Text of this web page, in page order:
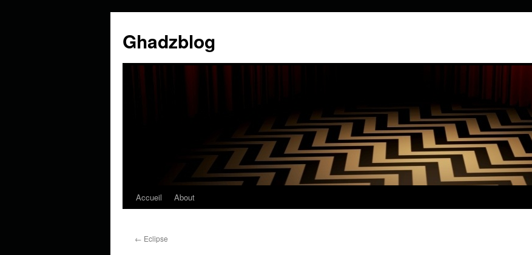
Ghadzblog
Aller
contenu
Accueil About
← Eclipse